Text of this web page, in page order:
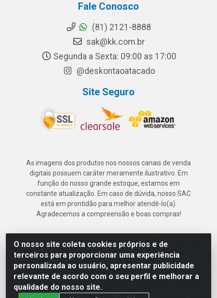
O nosso site coleta cookies próprios e de
terceiros para proporcionar uma experiência
personalizada ao usuário, apresentar publicidade
relevante de acordo com o seu perfil e melhorar a
qualidade do nosso site.
Fale Conosco
(81) 2121-8888
sak@kk.com.br
Segunda a Sexta: 09:00 as 17:00
@deskontaoatacado
Site Seguro
As imagens dos produtos nos nossos canais de venda
digitais possuem caráter meramente ilustrativo. Em
função do nosso grande estoque, estamos em
constante atualização. Em caso de dúvida, nosso SAC
está em prontidão para melhor atendê-lo(a).
Agradecemos a compreensão e boas compras!
Deskontão Atacado - Av. Marechal Mascarenhas de Morais, 2471 -
Imbiribeira - Recife/PE - CEP 51.150-001 - CNPJ 24.150.377/0003-
57